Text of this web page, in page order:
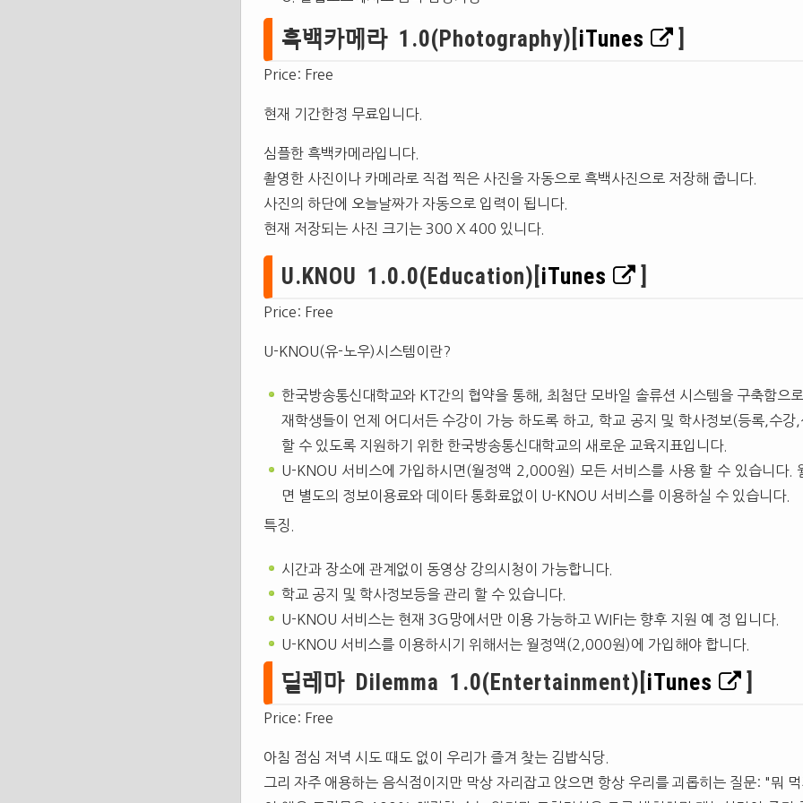
흑백카메라 1.0(Photography)[ iTunes
Price: Free
현재 기간한정 무료입니다.
심플한 흑백카메라입니다.
촬영한 사진이나 카메라로 직접 찍은 사진을 자동으로 흑백사진으로 저장해 줍니다.
사진의 하단에 오늘날짜가 자동으로 입력이 됩니다.
현재 저장되는 사진 크기는 300 X 400 있니다.
U.KNOU 1.0.0(Education)[ iTunes
Price: Free
U-KNOU(유-노우)시스템이란?
한국방송통신대학교와 KT간의 협약을 통해, 최첨단 모바일 솔류션 시스템을 구축함으
재학생들이 언제 어디서든 수강이 가능 하도록 하고, 학교 공지 및 학사정보(등록,수강,
할 수 있도록 지원하기 위한 한국방송통신대학교의 새로운 교육지표입니다.
U-KNOU 서비스에 가입하시면(월정액 2,000원) 모든 서비스를 사용 할 수 있습니다.
면 별도의 정보이용료와 데이타 통화료없이 U-KNOU 서비스를 이용하실 수 있습니다.
특징.
시간과 장소에 관계없이 동영상 강의시청이 가능합니다.
학교 공지 및 학사정보등을 관리 할 수 있습니다.
U-KNOU 서비스는 현재 3G망에서만 이용 가능하고 WIFI는 향후 지원 예 정 입니다.
U-KNOU 서비스를 이용하시기 위해서는 월정액(2,000원)에 가입해야 합니다.
딜레마 Dilemma 1.0(Entertainment)[ iTunes
Price: Free
아침 점심 저녁 시도 때도 없이 우리가 즐겨 찾는 김밥식당.
그리 자주 애용하는 음식점이지만 막상 자리잡고 앉으면 항상 우리를 괴롭히는 질문: "뭐